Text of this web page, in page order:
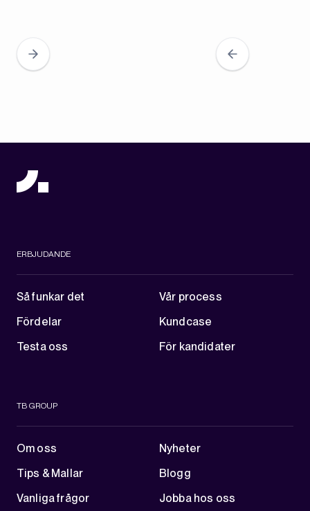
ERBJUDANDE
Så funkar det
Vår process
Fördelar
Kundcase
Testa oss
För kandidater
TB GROUP
Om oss
Nyheter
Tips & Mallar
Blogg
Vanliga frågor
Jobba hos oss